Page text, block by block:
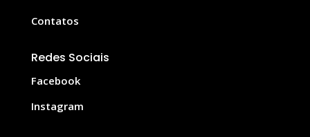
Contatos
Redes Sociais
Facebook
Instagram